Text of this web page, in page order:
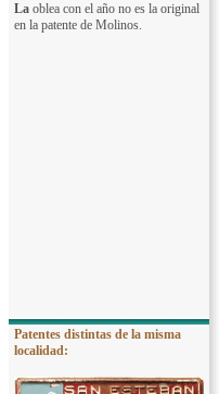
La oblea con el año no es la original
en la patente de Molinos.
Patentes distintas de la misma
localidad: